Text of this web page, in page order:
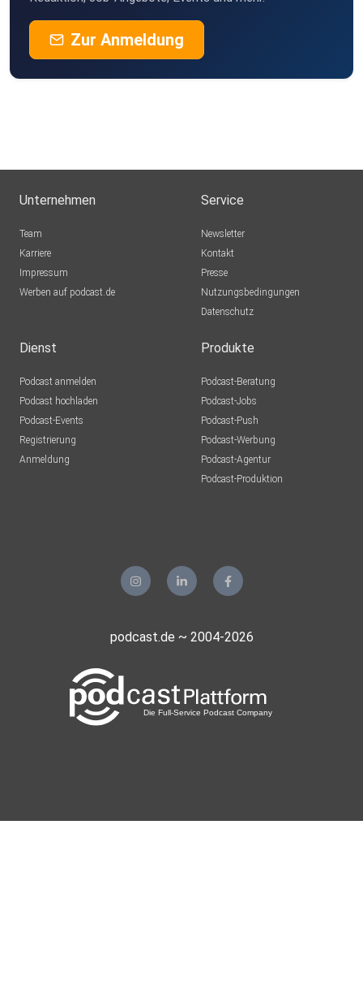
Zur Anmeldung
Unternehmen
Team
Karriere
Impressum
Werben auf podcast.de
Service
Newsletter
Kontakt
Presse
Nutzungsbedingungen
Datenschutz
Dienst
Podcast anmelden
Podcast hochladen
Podcast-Events
Registrierung
Anmeldung
Produkte
Podcast-Beratung
Podcast-Jobs
Podcast-Push
Podcast-Werbung
Podcast-Agentur
Podcast-Produktion
podcast.de ~ 2004-2026